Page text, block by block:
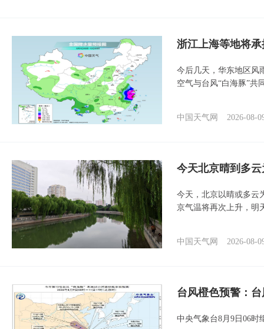
浙江上海等地将
今后几天，华东地区风
空气与台风“白海豚”共
中国天气网 2026-08-
今天北京晴到多
今天，北京以晴或多云
京气温将再次上升，明
中国天气网 2026-08-
台风橙色预警：
中央气象台8月9日06时